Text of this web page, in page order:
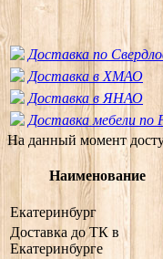
Доставка по
Доставка в ХМАО
Доставка в ЯНАО
Доставка мебели по
На данный момент
Наименование
Екатеринбург
Доставка до ТК в
Екатеринбурге